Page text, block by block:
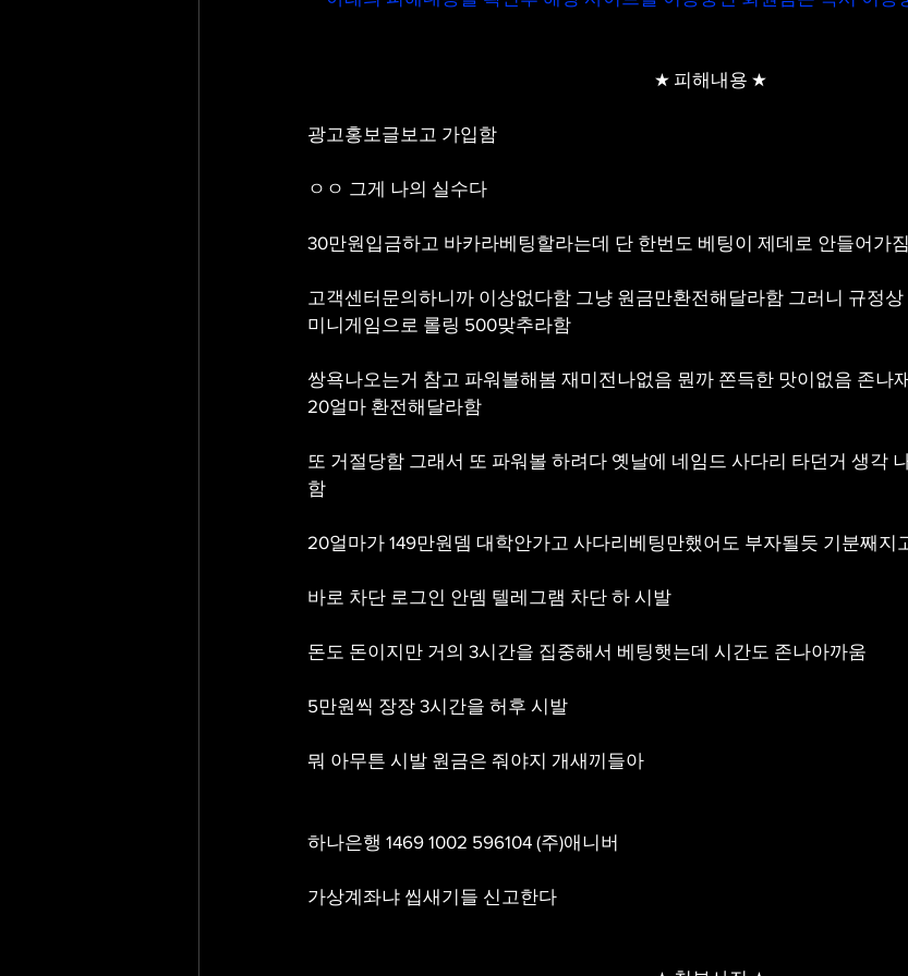
★ 피해내용 ★
광고홍보글보고 가입함
ㅇㅇ 그게 나의 실수다
30만원입금하고 바카라베팅할라는데 단 한번도 베팅이 제데로 안들어가
고객센터문의하니까 이상없다함 그냥 원금만환전해달라함 그러니 규정
미니게임으로 롤링 500맞추라함
쌍욕나오는거 참고 파워볼해봄 재미전나없음 뭔까 쫀득한 맛이없음 존나
20얼마 환전해달라함
또 거절당함 그래서 또 파워볼 하려다 옛날에 네임드 사다리 타던거 생각
함
20얼마가 149만원뎀 대학안가고 사다리베팅만했어도 부자될듯 기분째지
바로 차단 로그인 안뎀 텔레그램 차단 하 시발
돈도 돈이지만 거의 3시간을 집중해서 베팅햇는데 시간도 존나아까움
5만원씩 장장 3시간을 허후 시발
뭐 아무튼 시발 원금은 줘야지 개새끼들아
하나은행 1469 1002 596104 (주)애니버
가상계좌냐 씹새기들 신고한다